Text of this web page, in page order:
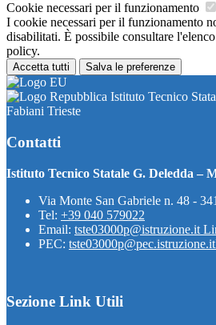
Cookie necessari per il funzionamento
I cookie necessari per il funzionamento
disabilitati. È possibile consultare
policy.
Accetta tutti Salva le preferenze
Istituto Tecnico
Fabiani Trieste
Contatti
Istituto Tecnico Statale G. Deledda –
Via Monte San Gabriele n. 48 -
Tel: +39 040 579022
Email: tste03000p@istruzione.it
PEC: tste03000p@pec.istruzione.it
Sezione Link Utili